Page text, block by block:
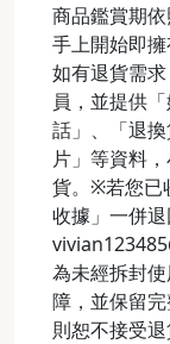
商品鑑賞期
手上開始即擁
如有退貨需
員，並提供
話」、「退
片」等資料
貨。※若您已
收據」一併退
為未經拆封
障，並保留
則恕不接受